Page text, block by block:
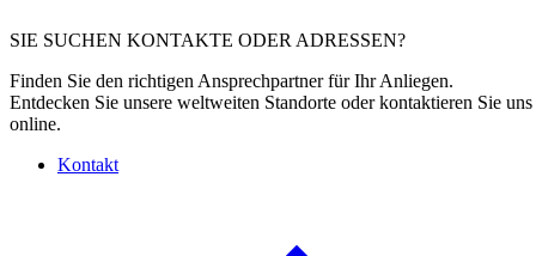
SIE SUCHEN KONTAKTE ODER ADRESSEN?
Finden Sie den richtigen Ansprechpartner für Ihr Anliegen.
Entdecken Sie unsere weltweiten Standorte oder kontaktieren Sie uns
online.
Kontakt